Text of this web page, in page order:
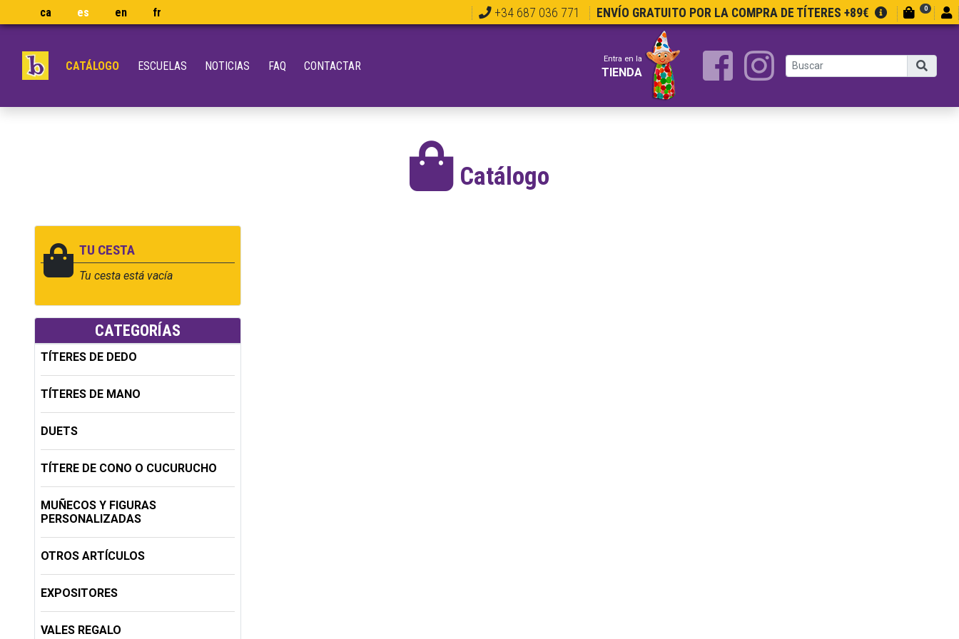
ca es en fr +34 687 036 771 ENVÍO GRATUITO POR LA COMPRA DE TÍTERES +89€ 0
CATÁLOGO ESCUELAS NOTICIAS FAQ CONTACTAR Entra en la
TIENDA
Catálogo
TU CESTA
Tu cesta está vacía
CATEGORÍAS
TÍTERES DE DEDO
TÍTERES DE MANO
DUETS
TÍTERE DE CONO O CUCURUCHO
MUÑECOS Y FIGURAS
PERSONALIZADAS
OTROS ARTÍCULOS
EXPOSITORES
VALES REGALO